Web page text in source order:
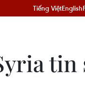
Tiếng ViệtEnglish
tin